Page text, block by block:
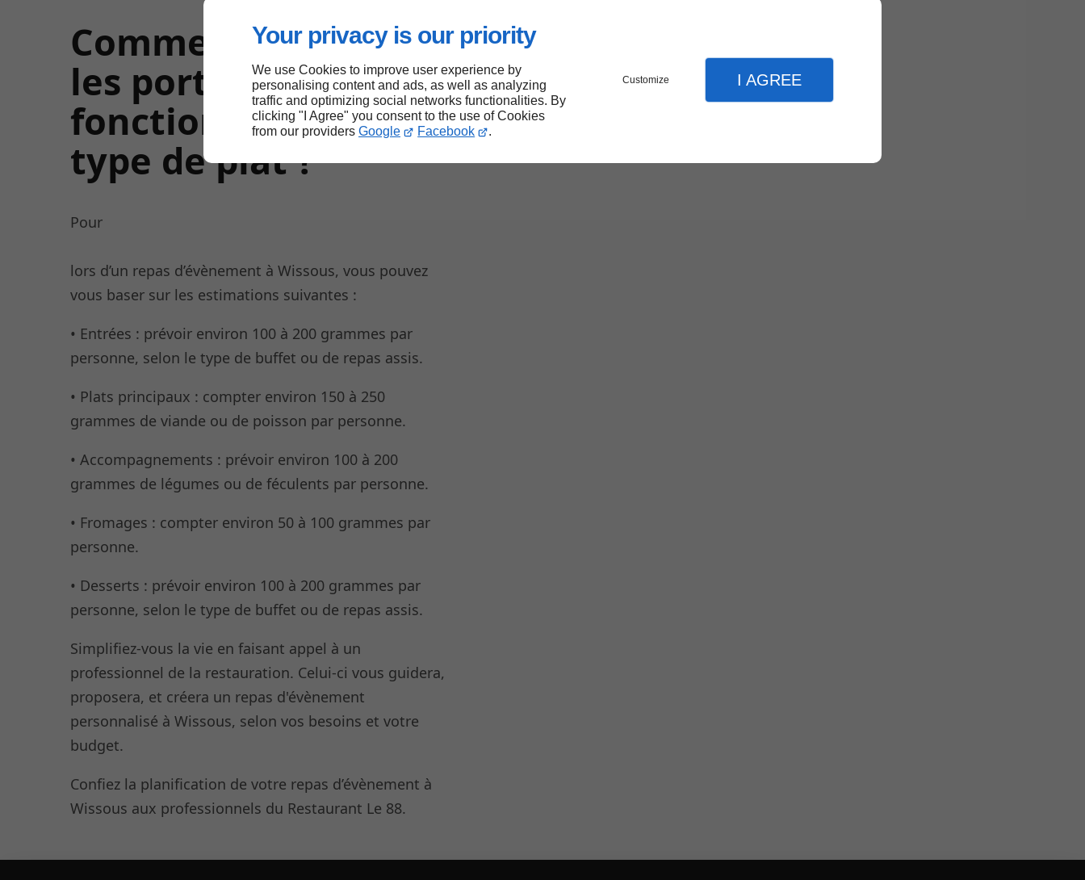
Your privacy is our priority
We use Cookies to improve user experience by
personalising content and ads, as well as analyzing
traffic and optimizing social networks functionalities. By
clicking "I Agree" you consent to the use of Cookies
from our providers Google Facebook .
Customize I AGREE
Comment estimer
les portions en
fonction de chaque
type de plat ?
Pour
lors d’un repas d’évènement à Wissous, vous pouvez
vous baser sur les estimations suivantes :
• Entrées : prévoir environ 100 à 200 grammes par
personne, selon le type de buffet ou de repas assis.
• Plats principaux : compter environ 150 à 250
grammes de viande ou de poisson par personne.
• Accompagnements : prévoir environ 100 à 200
grammes de légumes ou de féculents par personne.
• Fromages : compter environ 50 à 100 grammes par
personne.
• Desserts : prévoir environ 100 à 200 grammes par
personne, selon le type de buffet ou de repas assis.
Simplifiez-vous la vie en faisant appel à un
professionnel de la restauration. Celui-ci vous guidera,
proposera, et créera un repas d'évènement
personnalisé à Wissous, selon vos besoins et votre
budget.
Confiez la planification de votre repas d’évènement à
Wissous aux professionnels du Restaurant Le 88.